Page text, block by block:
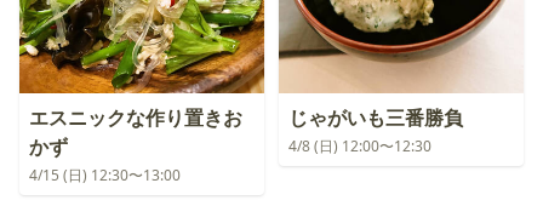
エスニックな作り置きお
かず
4/15 (日) 12:30〜13:00
じゃがいも三番勝負
4/8 (日) 12:00〜12:30